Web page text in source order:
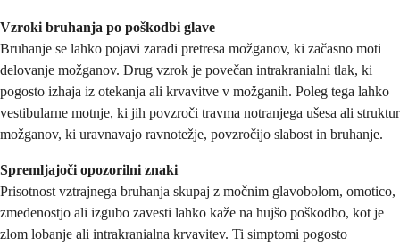
Vzroki bruhanja po poškodbi glave
Bruhanje se lahko pojavi zaradi pretresa možganov, ki začasno moti
delovanje možganov. Drug vzrok je povečan intrakranialni tlak, ki
pogosto izhaja iz otekanja ali krvavitve v možganih. Poleg tega lahko
vestibularne motnje, ki jih povzroči travma notranjega ušesa ali struktur
možganov, ki uravnavajo ravnotežje, povzročijo slabost in bruhanje.
Spremljajoči opozorilni znaki
Prisotnost vztrajnega bruhanja skupaj z močnim glavobolom, omotico,
zmedenostjo ali izgubo zavesti lahko kaže na hujšo poškodbo, kot je
zlom lobanje ali intrakranialna krvavitev. Ti simptomi pogosto